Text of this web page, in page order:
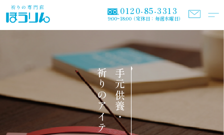
0120-85-3313
9:00~18:00（定休日：毎週水曜日）
手元供養・
祈りのアイテム